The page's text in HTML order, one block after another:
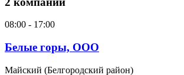
08:00 - 17:00
Белые горы, ООО
Майский (Белгородский район)